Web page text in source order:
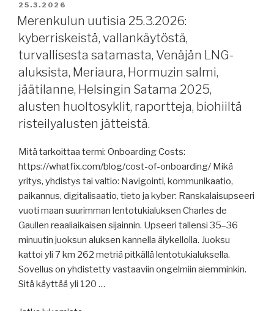
turistisukellusalus,
merituulivoimasta,
jäätilanne,
Laukaansuu
ja
Koivisto,
alusten
hälytystulvasta,
sääntelypaineesta,
Helsingin
telakalle
logistiikkakeskus,
Norsepower,
raportteja,
nettonollakehyksestä,
vakuutussuojasta,
sähköautopalojen
torjunnasta
JULKAISTU
25.3.2026
Merenkulun uutisia 25.3.2026:
kyberriskeistä, vallankäytöstä,
turvallisesta satamasta, Venäjän LNG-
aluksista, Meriaura, Hormuzin salmi,
jäätilanne, Helsingin Satama 2025,
alusten huoltosyklit, raportteja, biohiiltä
risteilyalusten jätteistä.
Mitä tarkoittaa termi: Onboarding Costs:
https://whatfix.com/blog/cost-of-onboarding/ Mikä
yritys, yhdistys tai valtio: Navigointi, kommunikaatio,
paikannus, digitalisaatio, tieto ja kyber: Ranskalaisupseeri
vuoti maan suurimman lentotukialuksen Charles de
Gaullen reaaliaikaisen sijainnin. Upseeri tallensi 35–36
minuutin juoksun aluksen kannella älykellolla. Juoksu
kattoi yli 7 km 262 metriä pitkällä lentotukialuksella.
Sovellus on yhdistetty vastaaviin ongelmiin aiemminkin.
Sitä käyttää yli 120 …